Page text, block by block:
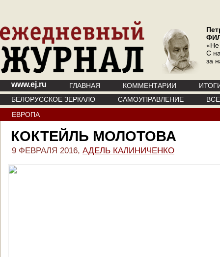
«Не
С
за
www.ej.ru ГЛАВНАЯ КОММЕНТАРИИ
БЕЛОРУССКОЕ ЗЕРКАЛО
САМОУПРАВЛЕНИЕ
ЕВРОПА
КОКТЕЙЛЬ МОЛОТОВА
9 ФЕВРАЛЯ 2016, АДЕЛЬ КАЛИНИЧЕНКО